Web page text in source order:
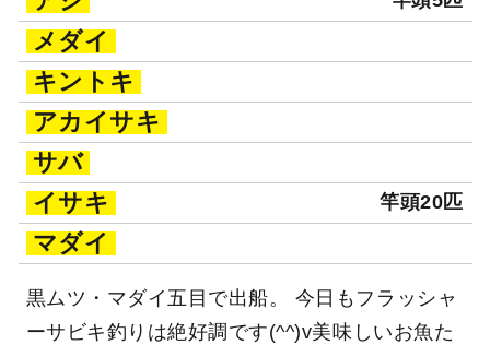
メダイ
キントキ
アカイサキ
サバ
イサキ
竿頭20匹
マダイ
黒ムツ・マダイ五目で出船。 今日もフラッシャ
ーサビキ釣りは絶好調です(^^)v美味しいお魚た